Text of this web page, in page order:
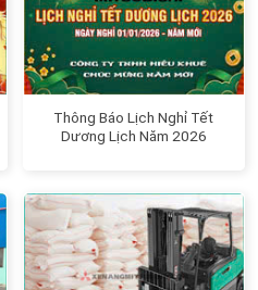
Thông Báo Lịch Nghỉ Tết
Dương Lịch Năm 2026